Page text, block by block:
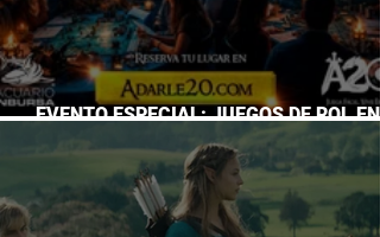
EVENTO ESPECIAL: JUEGOS DE ROL EN